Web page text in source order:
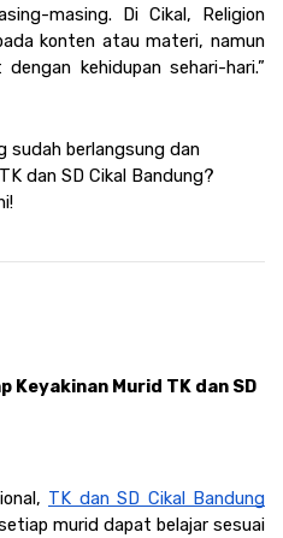
masing. Di Cikal, Religion
konten atau materi, namun
kehidupan sehari-hari.”
sudah berlangsung dan
dan SD Cikal Bandung?
Keyakinan Murid TK dan SD
TK dan SD Cikal Bandung
murid dapat belajar sesuai